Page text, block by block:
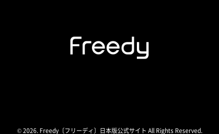
© 2026. Freedy〔フリーディ〕日本版公式サイト All Rights Reserved.